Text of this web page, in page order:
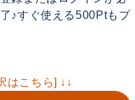
♪すぐ使える500Ptもプ
はこちら] ↓↓